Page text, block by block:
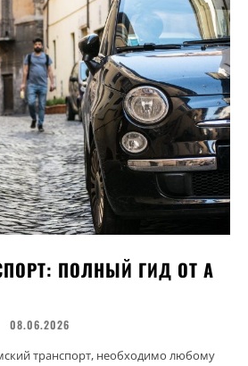
ПОЛНЫЙ ГИД ОТ А
08.06.2026
транспорт, необходимо любому